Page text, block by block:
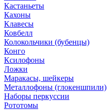
Кастаньеты
Кахоны
Клавесы
Ковбелл
Колокольчики (бубенцы)
Конго
Ксилофоны
Ложки
Маракасы, шейкеры
Металлофоны (глокеншпили)
Наборы перкуссии
Рототомы